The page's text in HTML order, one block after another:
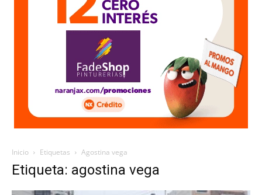
Inicio Etiquetas Agostina vega
Etiqueta: agostina vega